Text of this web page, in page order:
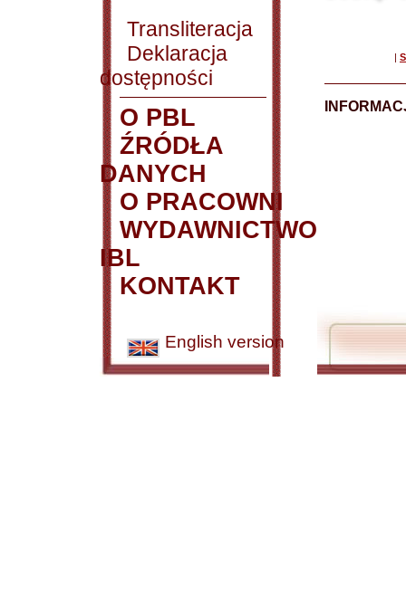
Transliteracja
Deklaracja
dostępności
O PBL
ŹRÓDŁA
DANYCH
O PRACOWNI
WYDAWNICTWO
IBL
KONTAKT
English version
|